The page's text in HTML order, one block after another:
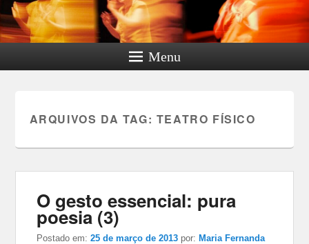
Menu
ARQUIVOS DA TAG: TEATRO FÍSICO
O gesto essencial: pura
poesia (3)
Postado em:25 de março de 2013 por:Maria Fernanda